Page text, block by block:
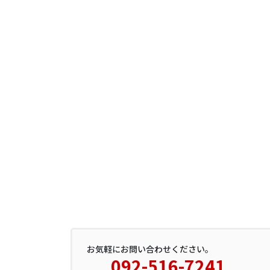
お気軽にお問い合わせください。